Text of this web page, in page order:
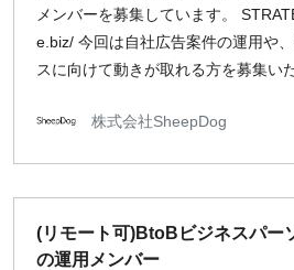
メンバーを募集しています。
e.biz/ 今回は自社広告案件の運用や
スに向けて動きが取れる方を募集い
株式会社SheepDog
(リモート可)BtoBビジネスパー
の運用メンバー